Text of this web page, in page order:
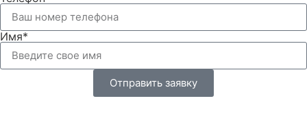
Имя*
Отправить заявку